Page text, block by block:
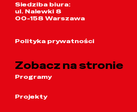
Siedziba biura:
ul. Nalewki 8
00-158 Warszawa
Polityka prywatności
Zobacz na stronie
Programy
Projekty